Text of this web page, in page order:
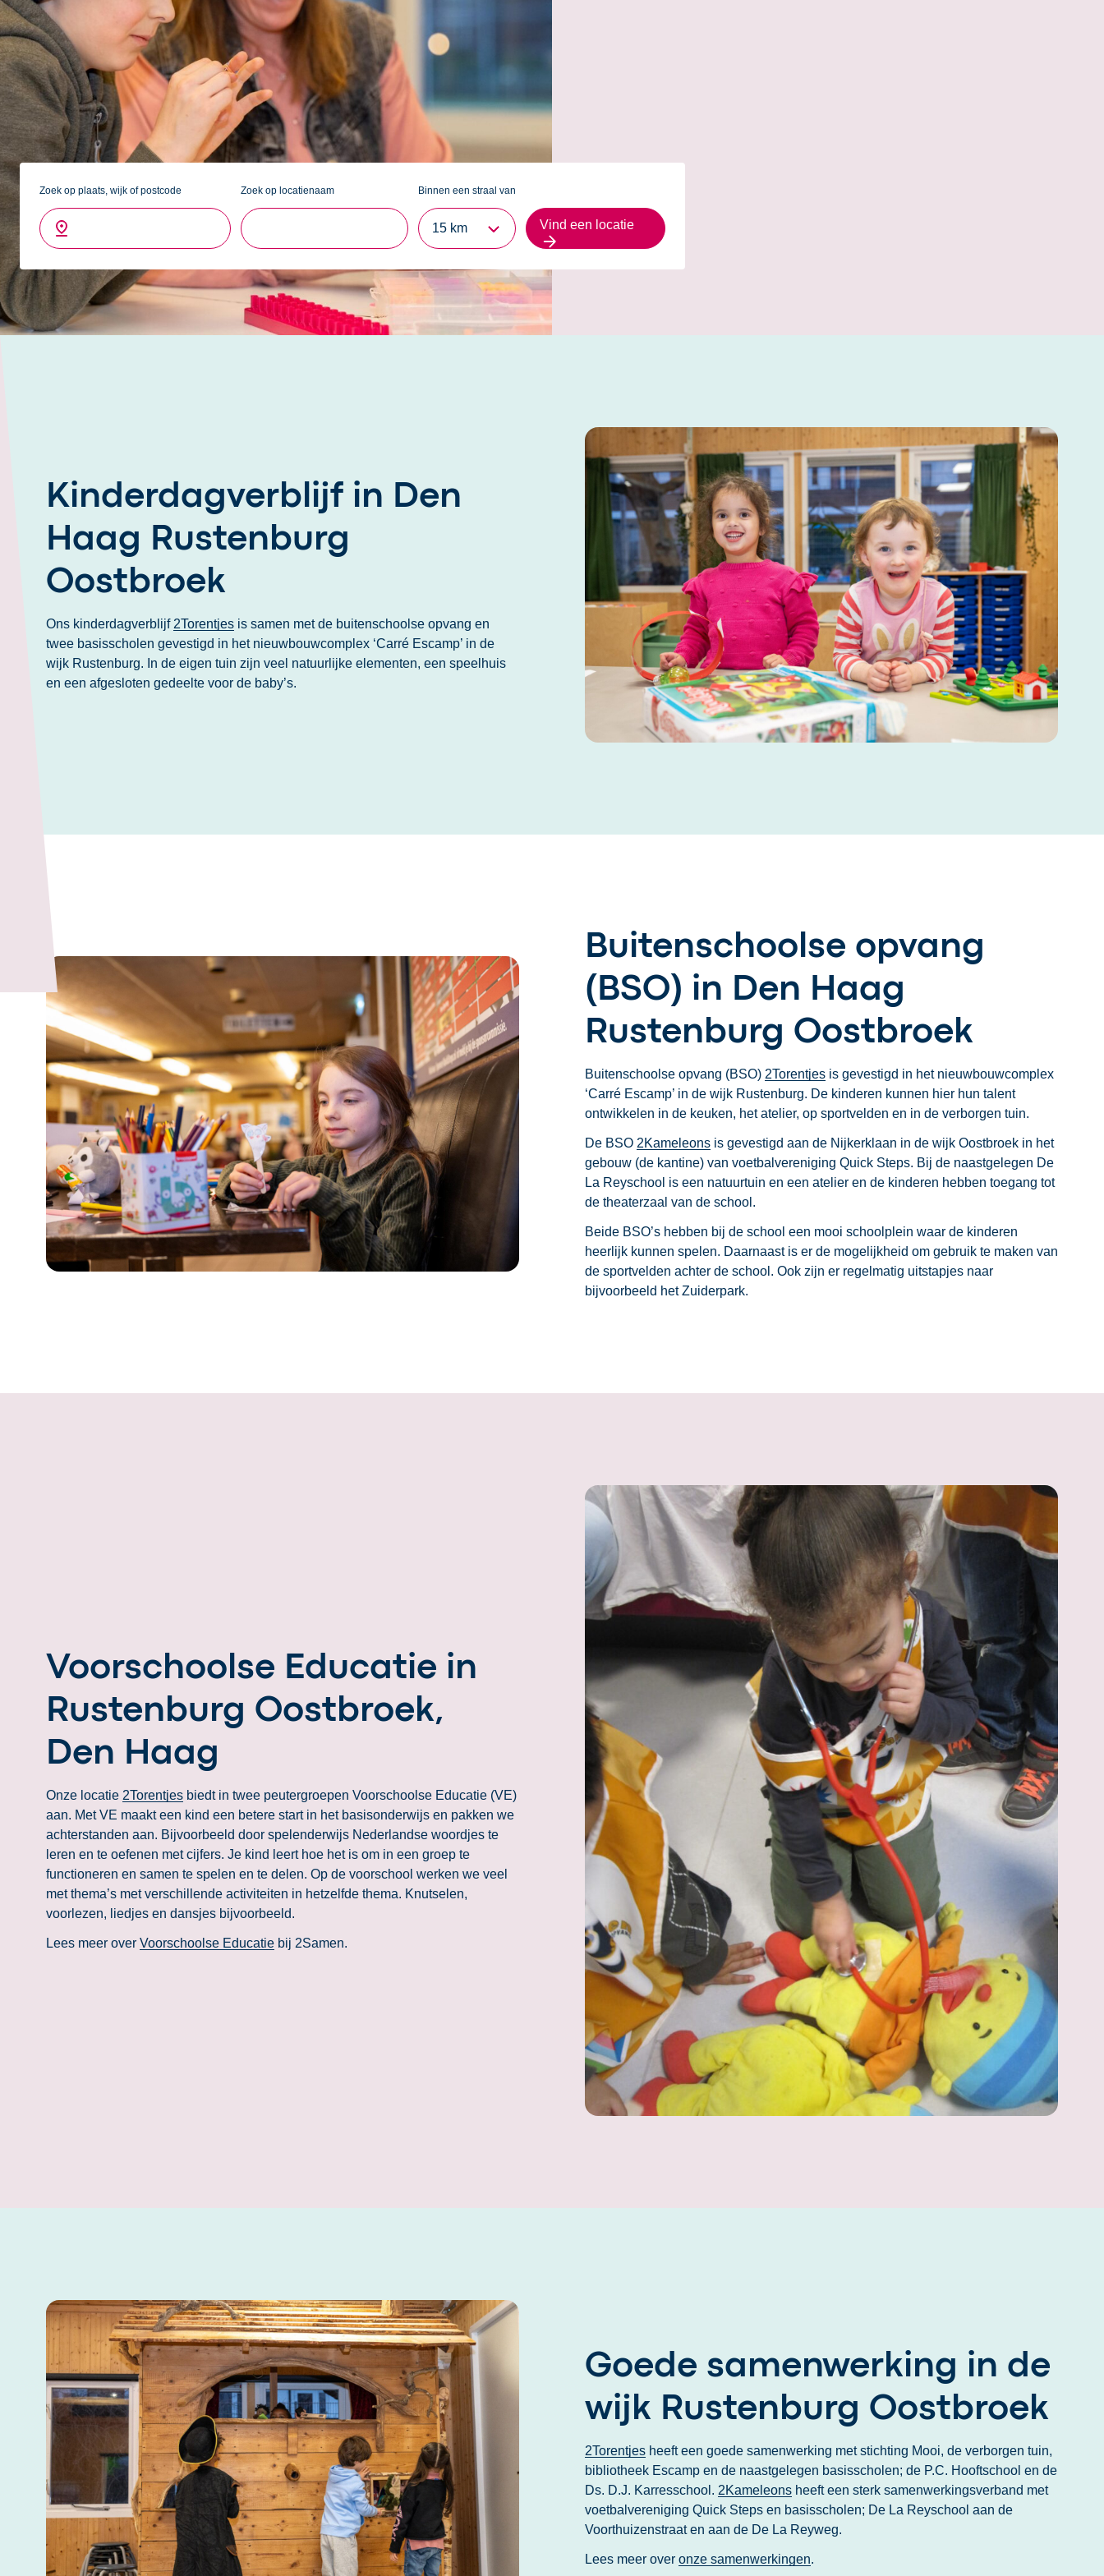
stadsdeel Escamp. De wijk is al bijna 100 jaar oud en er zijn veel binnenpleintjes met
daaromheen bebouwing en een sportterrein omringd door scholen en kinderopvang zoals
ons kinderdagverblijf en twee locaties voor buitenschoolse opvang (BSO).
In het winkelgebied rondom de Dierenselaan zijn allerlei (vers)speciaalzaken. Voor een
nog groter aanbod is er in de aangrenzende wijk Transvaalkwartier ‘de Haagse Markt’.
Rustenburg Oostbroek grenst aan het grote stadspark Zuiderpark, waar het heerlijk is om
met de kinderen spelletjes te doen, te ravotten, picknicken en sporten.
Zoek op plaats, wijk of postcode Zoek op locatienaam Binnen een straal van
15 km Vind een locatie
Kinderdagverblijf in Den
Haag Rustenburg
Oostbroek
Ons kinderdagverblijf 2Torentjes is samen met de buitenschoolse opvang en
twee basisscholen gevestigd in het nieuwbouwcomplex ‘Carré Escamp’ in de
wijk Rustenburg. In de eigen tuin zijn veel natuurlijke elementen, een speelhuis
en een afgesloten gedeelte voor de baby’s.
Buitenschoolse opvang
(BSO) in Den Haag
Rustenburg Oostbroek
Buitenschoolse opvang (BSO) 2Torentjes is gevestigd in het nieuwbouwcomplex
‘Carré Escamp’ in de wijk Rustenburg. De kinderen kunnen hier hun talent
ontwikkelen in de keuken, het atelier, op sportvelden en in de verborgen tuin.
De BSO 2Kameleons is gevestigd aan de Nijkerklaan in de wijk Oostbroek in het
gebouw (de kantine) van voetbalvereniging Quick Steps. Bij de naastgelegen De
La Reyschool is een natuurtuin en een atelier en de kinderen hebben toegang tot
de theaterzaal van de school.
Beide BSO’s hebben bij de school een mooi schoolplein waar de kinderen
heerlijk kunnen spelen. Daarnaast is er de mogelijkheid om gebruik te maken van
de sportvelden achter de school. Ook zijn er regelmatig uitstapjes naar
bijvoorbeeld het Zuiderpark.
Voorschoolse Educatie in
Rustenburg Oostbroek,
Den Haag
Onze locatie 2Torentjes biedt in twee peutergroepen Voorschoolse Educatie (VE)
aan. Met VE maakt een kind een betere start in het basisonderwijs en pakken we
achterstanden aan. Bijvoorbeeld door spelenderwijs Nederlandse woordjes te
leren en te oefenen met cijfers. Je kind leert hoe het is om in een groep te
functioneren en samen te spelen en te delen. Op de voorschool werken we veel
met thema’s met verschillende activiteiten in hetzelfde thema. Knutselen,
voorlezen, liedjes en dansjes bijvoorbeeld.
Lees meer over Voorschoolse Educatie bij 2Samen.
Goede samenwerking in de
wijk Rustenburg Oostbroek
2Torentjes heeft een goede samenwerking met stichting Mooi, de verborgen tuin,
bibliotheek Escamp en de naastgelegen basisscholen; de P.C. Hooftschool en de
Ds. D.J. Karresschool. 2Kameleons heeft een sterk samenwerkingsverband met
voetbalvereniging Quick Steps en basisscholen; De La Reyschool aan de
Voorthuizenstraat en aan de De La Reyweg.
Lees meer over onze samenwerkingen.